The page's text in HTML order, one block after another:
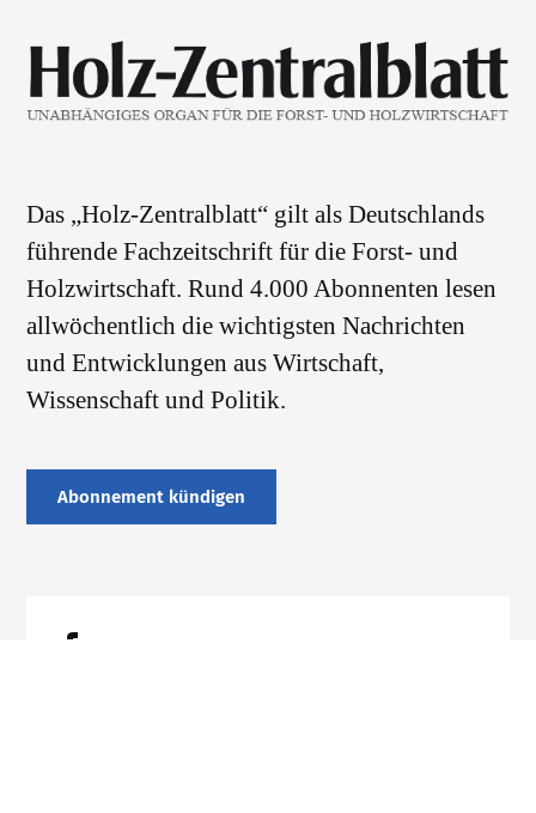
Das „Holz-Zentralblatt“ gilt als Deutschlands
führende Fachzeitschrift für die Forst- und
Holzwirtschaft. Rund 4.000 Abonnenten lesen
allwöchentlich die wichtigsten Nachrichten
und Entwicklungen aus Wirtschaft,
Wissenschaft und Politik.
Abonnement kündigen